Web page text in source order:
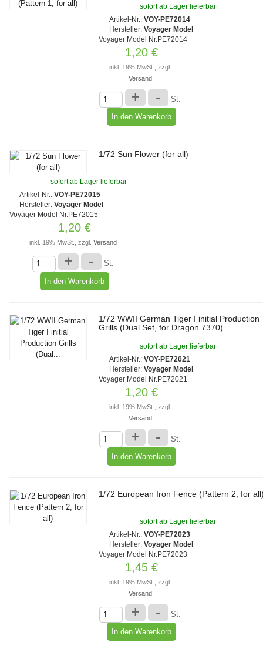
sofort ab Lager lieferbar
Artikel-Nr.: VOY-PE72014
Hersteller: Voyager Model
Voyager Model Nr.PE72014
1,20 €
inkl. 19% MwSt., zzgl.
Versand
+ - St.
1/72 Sun Flower (for all)
sofort ab Lager lieferbar
Artikel-Nr.:VOY-PE72015
Hersteller:Voyager Model
Voyager Model Nr.PE72015
1,20 €
inkl. 19% MwSt., zzgl. Versand
+ - St.
1/72 WWII German Tiger I initial Production
Grills (Dual Set, for Dragon 7370)
sofort ab Lager lieferbar
Artikel-Nr.: VOY-PE72021
Hersteller: Voyager Model
Voyager Model Nr.PE72021
1,20 €
inkl. 19% MwSt., zzgl.
Versand
+ - St.
1/72 European Iron Fence (Pattern 2, for
sofort ab Lager lieferbar
Artikel-Nr.: VOY-PE72023
Hersteller: Voyager Model
Voyager Model Nr.PE72023
1,45 €
inkl. 19% MwSt., zzgl.
Versand
+ - St.